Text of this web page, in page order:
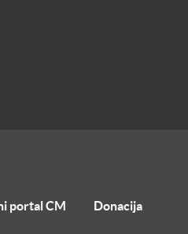
portal CM Donacija